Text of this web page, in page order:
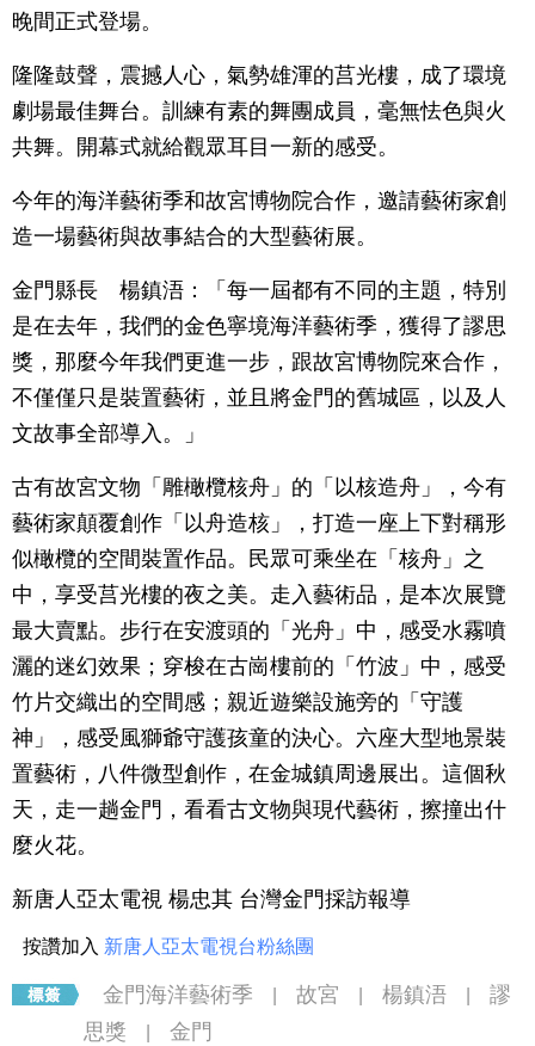
晚間正式登場。
隆隆鼓聲，震撼人心，氣勢雄渾的莒光樓，成了環境
劇場最佳舞台。訓練有素的舞團成員，毫無怯色與火
共舞。開幕式就給觀眾耳目一新的感受。
今年的海洋藝術季和故宮博物院合作，邀請藝術家創
造一場藝術與故事結合的大型藝術展。
金門縣長 楊鎮浯：「每一屆都有不同的主題，特別
是在去年，我們的金色寧境海洋藝術季，獲得了謬思
獎，那麼今年我們更進一步，跟故宮博物院來合作，
不僅僅只是裝置藝術，並且將金門的舊城區，以及人
文故事全部導入。」
古有故宮文物「雕橄欖核舟」的「以核造舟」，今有
藝術家顛覆創作「以舟造核」，打造一座上下對稱形
似橄欖的空間裝置作品。民眾可乘坐在「核舟」之
中，享受莒光樓的夜之美。走入藝術品，是本次展覽
最大賣點。步行在安渡頭的「光舟」中，感受水霧噴
灑的迷幻效果；穿梭在古崗樓前的「竹波」中，感受
竹片交織出的空間感；親近遊樂設施旁的「守護
神」，感受風獅爺守護孩童的決心。六座大型地景裝
置藝術，八件微型創作，在金城鎮周邊展出。這個秋
天，走一趟金門，看看古文物與現代藝術，擦撞出什
麼火花。
新唐人亞太電視 楊忠其 台灣金門採訪報導
按讚加入 新唐人亞太電視台粉絲團
金門海洋藝術季 故宮 楊鎮浯
謬
思獎
金門